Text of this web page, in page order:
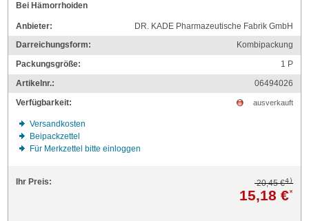
Bei Hämorrhoiden
Anbieter:
DR. KADE Pharmazeutische Fabrik GmbH
Darreichungsform:
Kombipackung
Packungsgröße:
1 P
Artikelnr.:
06494026
Verfügbarkeit:
ausverkauft
Versandkosten
Beipackzettel
Für Merkzettel bitte einloggen
Ihr Preis: 20,45 €4)
15,18 €*